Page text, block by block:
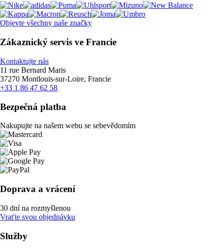
Objevte všechny naše značky
Zákaznický servis ve Francie
Kontaktujte nás
11 rue Bernard Maris
37270 Montlouis-sur-Loire, Francie
+33 1 86 47 62 58
Bezpečná platba
Nakupujte na našem webu se sebevědomím
Doprava a vrácení
30 dní na rozmyšlenou
Vraťte svou objednávku
Služby